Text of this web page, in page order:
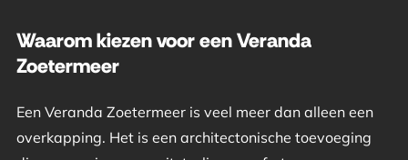
Waarom kiezen voor een Veranda
Zoetermeer
Een Veranda Zoetermeer is veel meer dan alleen een
overkapping. Het is een architectonische toevoeging